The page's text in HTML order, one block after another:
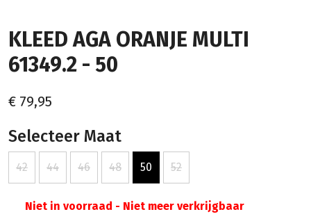
KLEED AGA ORANJE MULTI
61349.2 - 50
€ 79,95
Selecteer Maat
42 44 46 48 50 52
Niet in voorraad - Niet meer verkrijgbaar